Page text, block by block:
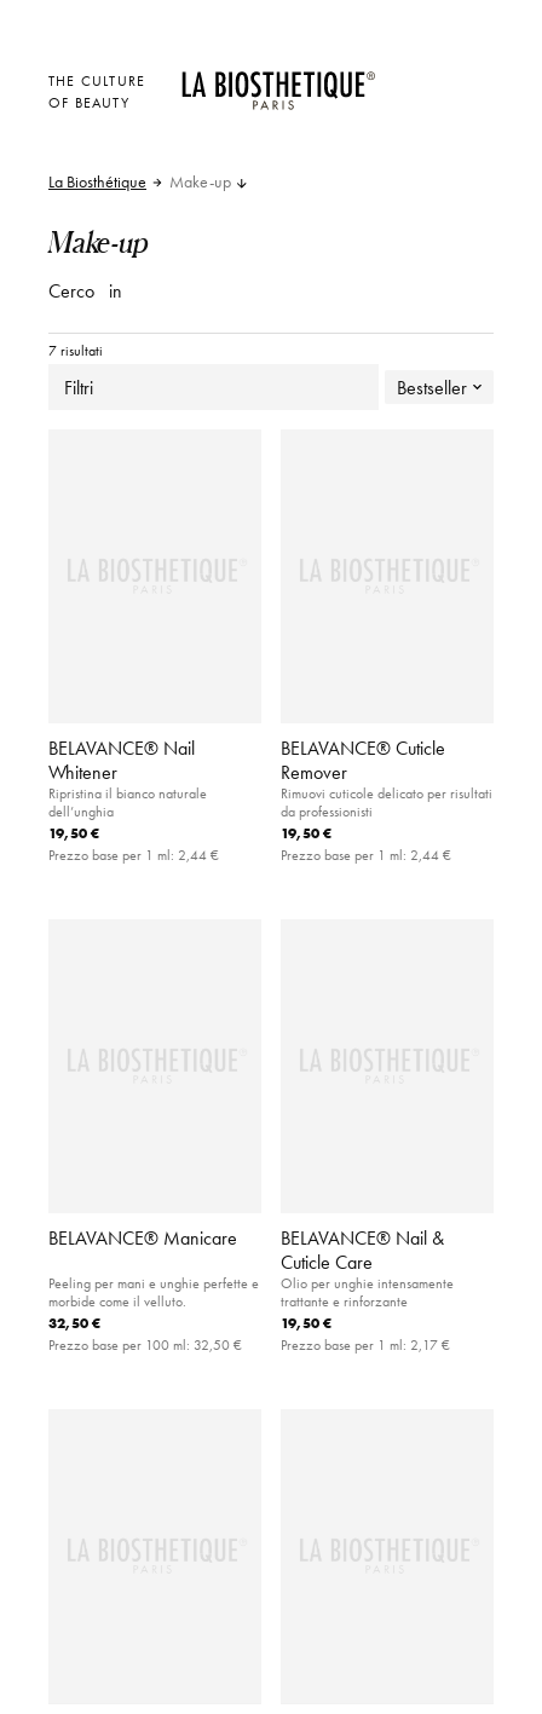
THE CULTURE
OF BEAUTY
La Biosthétique Make-up
Make-up
Cerco in
7 risultati
Filtri Bestseller
BELAVANCE® Nail
Whitener
Ripristina il bianco naturale
dell’unghia
19,50 €
Prezzo base per 1 ml: 2,44 €
BELAVANCE® Cuticle
Remover
Rimuovi cuticole delicato per risultati
da professionisti
19,50 €
Prezzo base per 1 ml: 2,44 €
BELAVANCE® Manicare
Peeling per mani e unghie perfette e
morbide come il velluto.
32,50 €
Prezzo base per 100 ml: 32,50 €
BELAVANCE® Nail &
Cuticle Care
Olio per unghie intensamente
trattante e rinforzante
19,50 €
Prezzo base per 1 ml: 2,17 €